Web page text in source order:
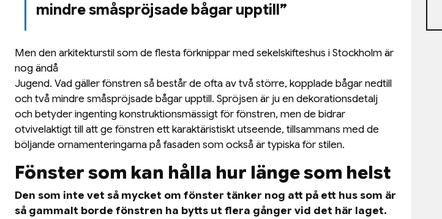
mindre småspröjsade bågar upptill”
Men den arkitekturstil som de flesta förknippar med sekelskifteshus i Stockholm är
nog ändå
Jugend. Vad gäller fönstren så består de ofta av två större, kopplade bågar nedtill
och två mindre småspröjsade bågar upptill. Spröjsen är ju en dekorationsdetalj
och betyder ingenting konstruktionsmässigt för fönstren, men de bidrar
otvivelaktigt till att ge fönstren ett karaktäristiskt utseende, tillsammans med de
böljande ornamenteringarna på fasaden som också är typiska för stilen.
Fönster som kan hålla hur länge som helst
Den som inte vet så mycket om fönster tänker nog att på ett hus som är
så gammalt borde fönstren ha bytts ut flera gånger vid det här laget.